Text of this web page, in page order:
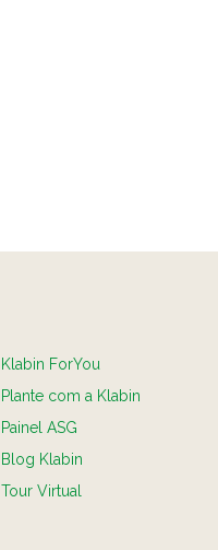
Klabin ForYou
Plante com a Klabin
Painel ASG
Blog Klabin
Tour Virtual